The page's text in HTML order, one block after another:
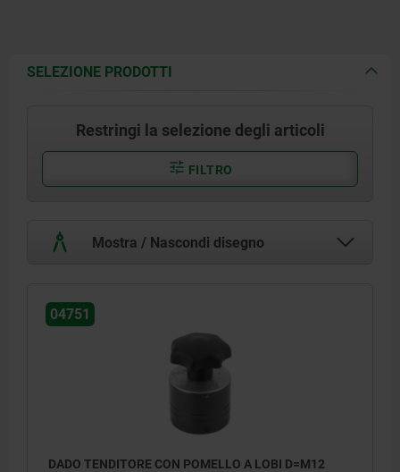
SELEZIONE PRODOTTI
Restringi la selezione degli articoli
FILTRO
Mostra / Nascondi disegno
04751
DADO TENDITORE CON POMELLO A LOBI D=M12